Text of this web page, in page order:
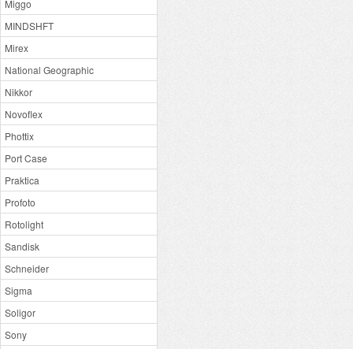
Miggo
MINDSHFT
Mirex
National Geographic
Nikkor
Novoflex
Phottix
Port Case
Praktica
Profoto
Rotolight
Sandisk
Schneider
Sigma
Soligor
Sony